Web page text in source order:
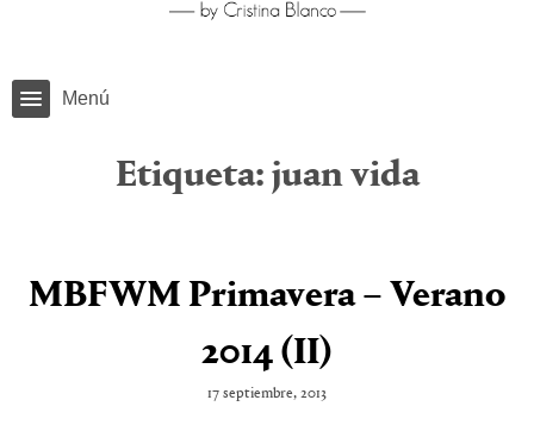
Menú
Etiqueta: juan vida
MBFWM Primavera – Verano
2014 (II)
17 septiembre, 2013